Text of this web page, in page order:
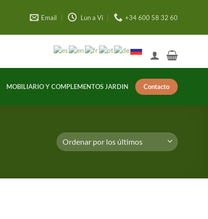
Email Lun a Vi +34 600 58 32 60
MOBILIARIO Y COMPLEMENTOS JARDIN Contacto